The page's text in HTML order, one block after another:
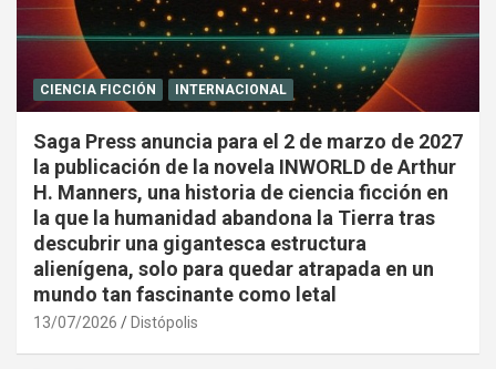
CIENCIA FICCIÓN INTERNACIONAL
Saga Press anuncia para el 2 de marzo de 2027
la publicación de la novela INWORLD de Arthur
H. Manners, una historia de ciencia ficción en
la que la humanidad abandona la Tierra tras
descubrir una gigantesca estructura
alienígena, solo para quedar atrapada en un
mundo tan fascinante como letal
13/07/2026 Distópolis